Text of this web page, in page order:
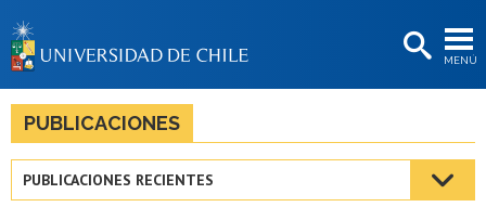
MENÚ
BIBLIOTECAS
LA UNIVERSIDAD
Estudiantes
PUBLICACIONES
PUBLICACIONES RECIENTES